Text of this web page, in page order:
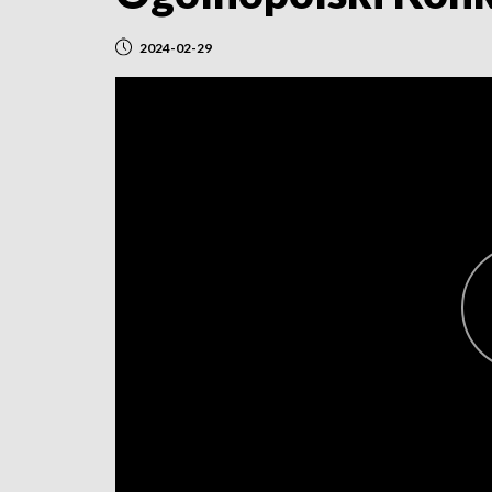
2024-02-29